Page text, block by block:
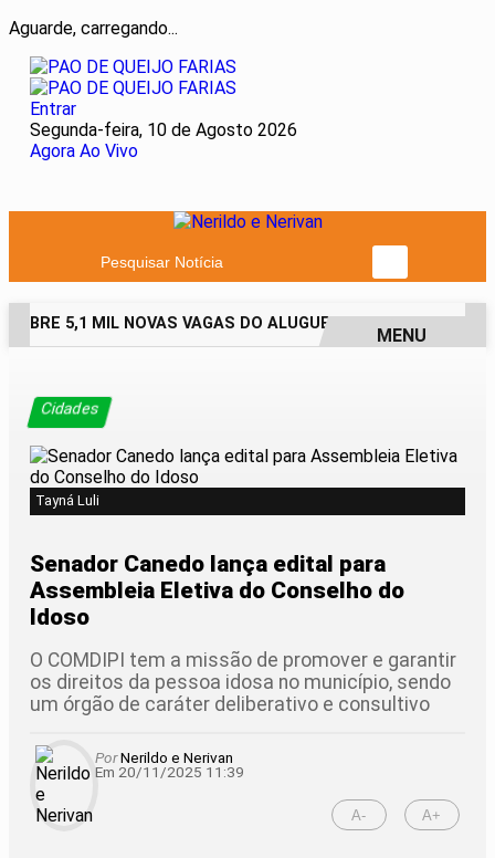
Aguarde, carregando...
Entrar
Segunda-feira, 10 de Agosto 2026
Agora Ao Vivo
Pesquisar Notícia
ABRE 5,1 MIL NOVAS VAGAS DO ALUGUEL SOCIAL EM 40
MENU
Cidades
Tayná Luli
Senador Canedo lança edital para
Assembleia Eletiva do Conselho do
Idoso
O COMDIPI tem a missão de promover e garantir
os direitos da pessoa idosa no município, sendo
um órgão de caráter deliberativo e consultivo
PorNerildo e Nerivan
Em 20/11/2025 11:39
A- A+